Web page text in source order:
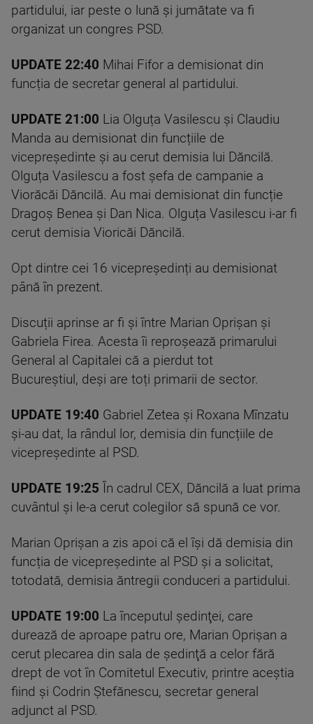
partidului, iar peste o lună și jumătate va fi
organizat un congres PSD.
UPDATE 22:40 Mihai Fifor a demisionat din
funcția de secretar general al partidului.
UPDATE 21:00 Lia Olguța Vasilescu și Claudiu
Manda au demisionat din funcțiile de
vicepreședinte și au cerut demisia lui Dăncilă.
Olguța Vasilescu a fost șefa de campanie a
Viorăcăi Dăncilă. Au mai demisionat din funcție
Dragoș Benea și Dan Nica. Olguța Vasilescu i-ar fi
cerut demisia Vioricăi Dăncilă.
Opt dintre cei 16 vicepreședinți au demisionat
până în prezent.
Discuții aprinse ar fi și între Marian Oprișan și
Gabriela Firea. Acesta îi reproșează primarului
General al Capitalei că a pierdut tot
Bucureștiul, deși are toți primarii de sector.
UPDATE 19:40 Gabriel Zetea și Roxana Mînzatu
și-au dat, la rândul lor, demisia din funcțiile de
vicepreședinte al PSD.
UPDATE 19:25 În cadrul CEX, Dăncilă a luat prima
cuvântul și le-a cerut colegilor să spună ce vor.
Marian Oprișan a zis apoi că el își dă demisia din
funcția de vicepreședinte al PSD și a solicitat,
totodată, demisia ăntregii conduceri a partidului.
UPDATE 19:00 La începutul şedinţei, care
durează de aproape patru ore, Marian Oprişan a
cerut plecarea din sala de şedinţă a celor fără
drept de vot în Comitetul Executiv, printre aceştia
fiind şi Codrin Ştefănescu, secretar general
adjunct al PSD.